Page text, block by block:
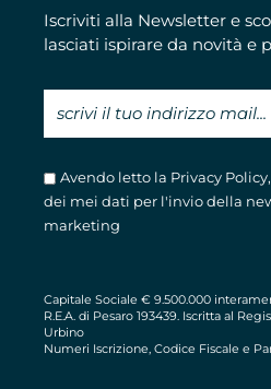
Iscriviti alla Newsletter e
lasciati ispirare da novità e
Avendo letto la Privacy Policy
dei mei dati per l'invio della
marketing
Capitale Sociale € 9.500.000
R.E.A. di Pesaro 193439. Iscritta al
Urbino
Numeri Iscrizione, Codice Fiscale e